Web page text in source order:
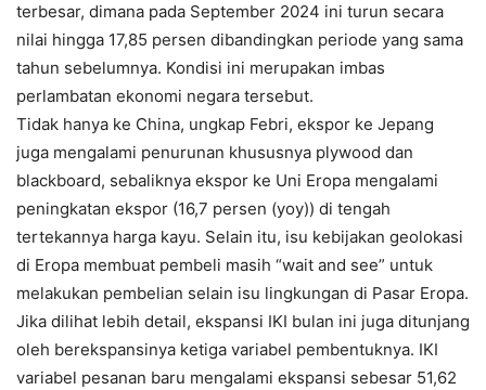
terbesar, dimana pada September 2024 ini turun secara
nilai hingga 17,85 persen dibandingkan periode yang sama
tahun sebelumnya. Kondisi ini merupakan imbas
perlambatan ekonomi negara tersebut.
Tidak hanya ke China, ungkap Febri, ekspor ke Jepang
juga mengalami penurunan khususnya plywood dan
blackboard, sebaliknya ekspor ke Uni Eropa mengalami
peningkatan ekspor (16,7 persen (yoy)) di tengah
tertekannya harga kayu. Selain itu, isu kebijakan geolokasi
di Eropa membuat pembeli masih “wait and see” untuk
melakukan pembelian selain isu lingkungan di Pasar Eropa.
Jika dilihat lebih detail, ekspansi IKI bulan ini juga ditunjang
oleh berekspansinya ketiga variabel pembentuknya. IKI
variabel pesanan baru mengalami ekspansi sebesar 51,62